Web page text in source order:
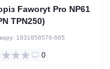
Faworyt Pro NP61
TPN250)
1831858576-665
0